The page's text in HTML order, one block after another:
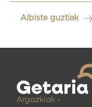
Albiste guztiak
Argazkiak